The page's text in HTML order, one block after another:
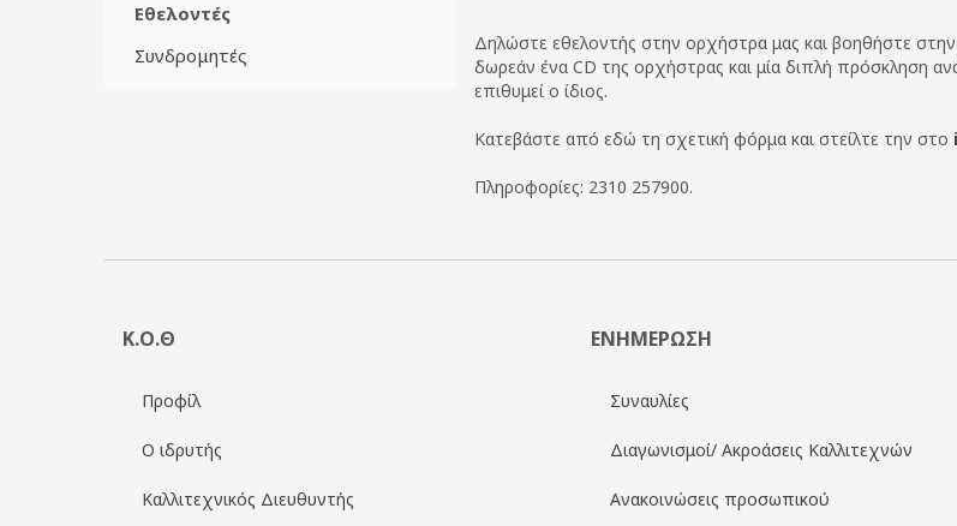
Εθελοντές
Συνδρομητές
Δηλώστε εθελοντής στην ορχήστρα μας και βοηθήστε στην
δωρεάν ένα CD της ορχήστρας και μία διπλή πρόσκληση
επιθυμεί ο ίδιος.
Κατεβάστε από εδώ τη σχετική φόρμα και στείλτε την στο
Πληροφορίες: 2310 257900.
Κ.Ο.Θ
Προφίλ
Ο ιδρυτής
Καλλιτεχνικός Διευθυντής
ΕΝΗΜΕΡΩΣΗ
Συναυλίες
Διαγωνισμοί/ Ακροάσεις Καλλιτεχνών
Ανακοινώσεις προσωπικού